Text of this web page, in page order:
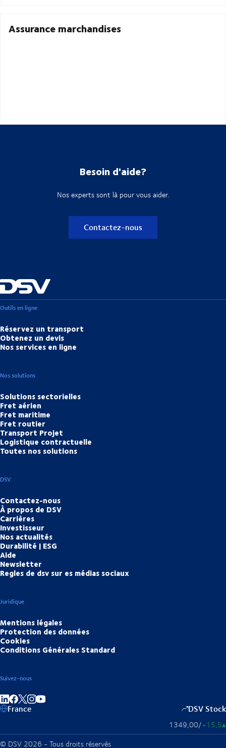
Assurance marchandises
Besoin d'aide?
Nos experts sont là pour vous aider.
Contactez-nous
Outils en ligne
Réservez un transport
Obtenez un devis
Nos services en ligne
Nos solutions
Solutions sectorielles
Fret aérien
Fret maritime
Fret routier
Transport Projet
Logistique contractuelle
Toutes nos solutions
DSV
Contactez-nous
À propos de DSV
Carrières
Investisseur
Nos actualités
Durabilité | ESG
Aide
Newsletter
Regles de dsv sur es médias sociaux
Juridique
Mentions légales
Protection des données
Cookies
Conditions Générales Standard
Suivez-nous
Partager sur linkedIn
Partager sur Facebook
Partager sur Instagram
France DSV Stock
1349,00/+15,5▴
© DSV 2026 - Tous droits réservés